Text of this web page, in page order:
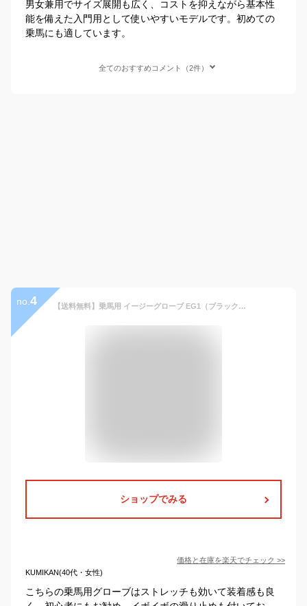
男女兼用でサイズ展開も広く、コストを抑えながら基本性
能を備えた入門用として使いやすいモデルです。初めての
乗馬にも適しています。
全てのおすすめコメント（2件）
no. 4 【送料無料】乗馬用 イージーグローブ EG1（ブラック） | Klaus ストレッチ 手袋 黒 伸縮性 乗馬手袋 乗馬グローブ 乗馬用手袋 乗馬用グローブ クラウス ラバーパーム 初心者 男女兼用 メンズ レディース ジュニア 男性 女性 子供 ユニセックス 軽量 乗馬 馬具 乗馬用品
ショップでみる
価格と在庫を楽天でチェック >>
KUMIKAN(40代・女性)
こちらの乗馬用グローブはストレッチも効いて装着感も良